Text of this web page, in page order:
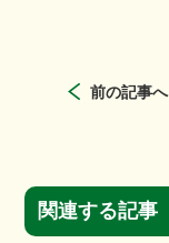
前の記事へ
関連する記事